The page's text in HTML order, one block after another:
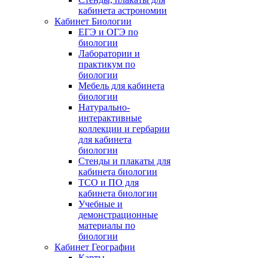
кабинета астрономии
Кабинет Биологии
ЕГЭ и ОГЭ по
биологии
Лаборатории и
практикум по
биологии
Мебель для кабинета
биологии
Натурально-
интерактивные
коллекции и гербарии
для кабинета
биологии
Стенды и плакаты для
кабинета биологии
ТСО и ПО для
кабинета биологии
Учебные и
демонстрационные
материалы по
биологии
Кабинет Географии